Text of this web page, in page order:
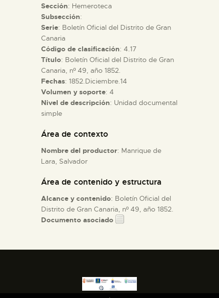
EL MUSEO
COLECCIONES
DIDÁCTICA
ESPAÑOL
Sección: Hemeroteca
Subsección:
Serie: Boletín Oficial del Distrito de Gran
Canaria
Código de clasificación: 4.17
Título: Boletín Oficial del Distrito de Gran
Canaria, nº 49, año 1852.
Fechas: 1852.Diciembre.14
Volumen y soporte: 4
Nivel de descripción: Unidad documental
simple
Área de contexto
Nombre del productor: Manrique de
Lara, Salvador
Área de contenido y estructura
Alcance y contenido: Boletín Oficial del
Distrito de Gran Canaria, nº 49, año 1852.
Documento asociado